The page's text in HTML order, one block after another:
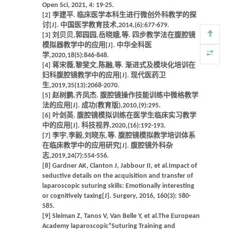
Open Sci, 2021, 4: 19-25.
[2] 李建平. 临床医学本科生进行微创外科教学的探
讨[J]. 中国医学教育技术,2014,(6):677-679.
[3] 刘贝贝,郭园园,岳晓娥,等. 四步教学法在腹腔镜
模拟器教学中的应用[J]. 中华全科医
学,2020,18(5):846-848.
[4] 蒋宋薇,黎斐文,陈融,等. 渐进式及模块化培训在
妇科腹腔镜教学中的应用[J]. 现代医药卫
生,2019,35(13):2068-2070.
[5] 赵树鹏,齐凤杰. 腹腔镜操作技能训练中微格教学
法的应用[J]. 成功(教育版),2010,(9):295.
[6] 叶剑英. 腹腔镜模拟训练在医学生临床实习教学
中的应用[J]. 科技视界,2020,(16):192-193.
[7] 李宇,李毅,刘晓东,等. 腹腔镜模拟教学培训体系
在临床教学中的应用研究[J]. 腹腔镜外科杂
志,2019,24(7):554-556.
[8] Gardner AK, Clanton J, Jabbour II, et al.Impact of
seductive details on the acquisition and transfer of
laparoscopic suturing skills: Emotionally interesting
or cognitively taxing[J]. Surgery, 2016, 160(3): 580-
585.
[9] Sleiman Z, Tanos V, Van Belle Y, et al.The European
Academy laparoscopic“Suturing Training and